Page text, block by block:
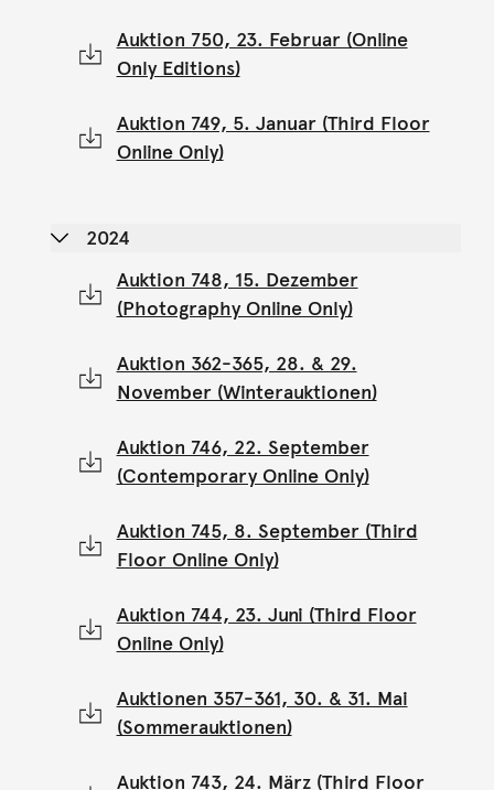
Auktion 750, 23. Februar (Online
Only Editions)
Auktion 749, 5. Januar (Third Floor
Online Only)
2024
Auktion 748, 15. Dezember
(Photography Online Only)
Auktion 362-365, 28. & 29.
November (Winterauktionen)
Auktion 746, 22. September
(Contemporary Online Only)
Auktion 745, 8. September (Third
Floor Online Only)
Auktion 744, 23. Juni (Third Floor
Online Only)
Auktionen 357-361, 30. & 31. Mai
(Sommerauktionen)
Auktion 743, 24. März (Third Floor